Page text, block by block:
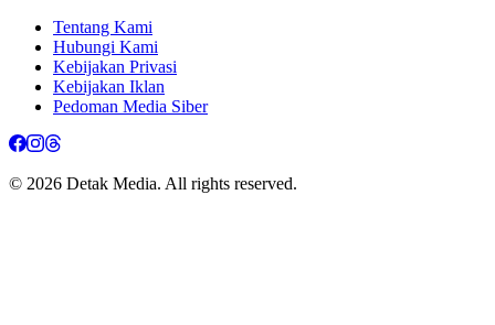
Tentang Kami
Hubungi Kami
Kebijakan Privasi
Kebijakan Iklan
Pedoman Media Siber
© 2026 Detak Media. All rights reserved.